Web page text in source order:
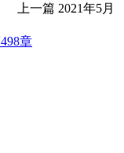
上一篇 2021年5月
章